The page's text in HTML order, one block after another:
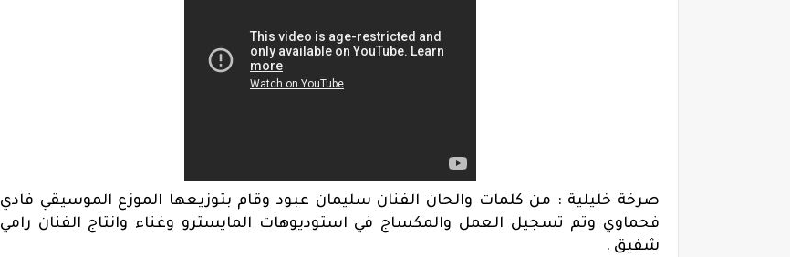
صرخة خليلية : من كلمات والحان الفنان سليمان عبود وقام بتوزيعها الموزع الموسيقي فادي
فحماوي وتم تسجيل العمل والمكساج في استوديوهات المايسترو وغناء وانتاج الفنان رامي
شفيق .